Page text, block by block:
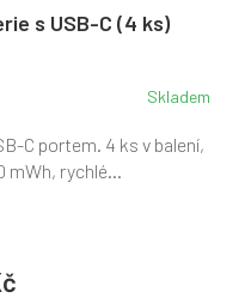
s USB-C (4 ks)
Skladem
C portem. 4 ks v balení,
mWh, rychlé...